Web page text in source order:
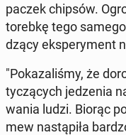
paczek chipsów.
torebkę tego
dzą­cy eks­pe­ry­ment
"Po­ka­za­li­śmy, że
ty­czą­cych je­dze­nia
wa­nia ludzi. Biorąc
mew na­stą­pi­ła